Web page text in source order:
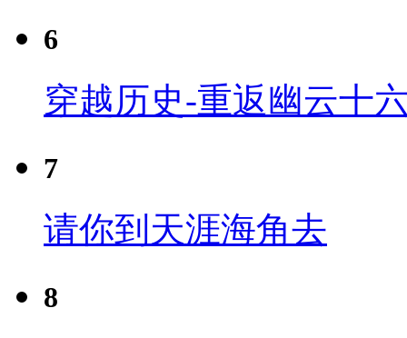
6
穿越历史-重返幽云十
7
请你到天涯海角去
8